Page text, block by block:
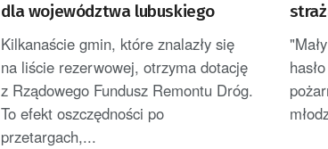
dla województwa lubuskiego
Kilkanaście gmin, które znalazły się
na liście rezerwowej, otrzyma dotację
z Rządowego Fundusz Remontu Dróg.
To efekt oszczędności po
przetargach,...